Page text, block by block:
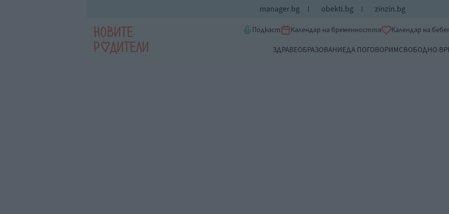
manager.bg obekti.bg zinzin.bg
Подкаст Календар на бременността Календар на
ЗДРАВЕОБРАЗОВАНИЕДА ПОГОВОРИМСВОБОДНО